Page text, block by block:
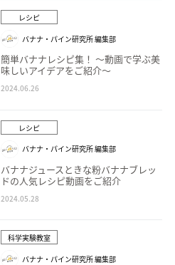
レシピ
バナナ・パイン研究所 編集部
簡単バナナレシピ集！ ～動画で学ぶ美
味しいアイデアをご紹介～
2024.06.26
レシピ
バナナ・パイン研究所 編集部
バナナジュースときな粉バナナブレッ
ドの人気レシピ動画をご紹介
2024.05.28
科学実験教室
バナナ・パイン研究所 編集部